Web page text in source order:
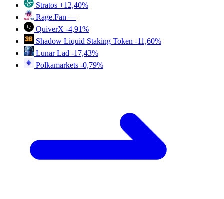
Stratos +12,40%
Rage.Fan —
QuiverX -4,91%
Shadow Liquid Staking Token -11,60%
Lunar Lad -17,43%
Polkamarkets -0,79%